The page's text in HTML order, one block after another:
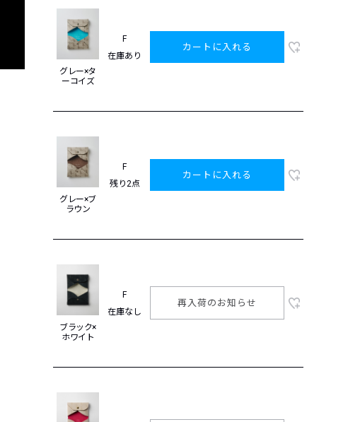
グレー×タ
ーコイズ
F
在庫あり
カートに入れる
グレー×ブ
ラウン
F
残り2点
カートに入れる
ブラック×
ホワイト
F
在庫なし
再入荷のお知らせ